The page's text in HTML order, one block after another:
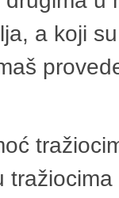
a koji